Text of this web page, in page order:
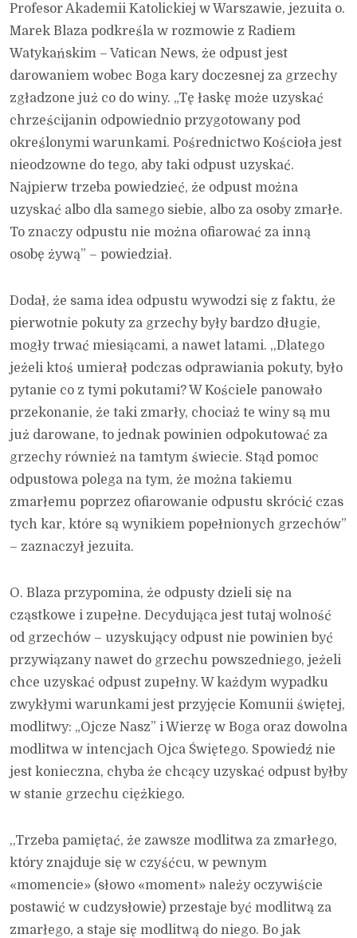
Profesor Akademii Katolickiej w Warszawie, jezuita o.
Marek Blaza podkreśla w rozmowie z Radiem
Watykańskim – Vatican News, że odpust jest
darowaniem wobec Boga kary doczesnej za grzechy
zgładzone już co do winy. „Tę łaskę może uzyskać
chrześcijanin odpowiednio przygotowany pod
określonymi warunkami. Pośrednictwo Kościoła jest
nieodzowne do tego, aby taki odpust uzyskać.
Najpierw trzeba powiedzieć, że odpust można
uzyskać albo dla samego siebie, albo za osoby zmarłe.
To znaczy odpustu nie można ofiarować za inną
osobę żywą” – powiedział.
Dodał, że sama idea odpustu wywodzi się z faktu, że
pierwotnie pokuty za grzechy były bardzo długie,
mogły trwać miesiącami, a nawet latami. ,,Dlatego
jeżeli ktoś umierał podczas odprawiania pokuty, było
pytanie co z tymi pokutami? W Kościele panowało
przekonanie, że taki zmarły, chociaż te winy są mu
już darowane, to jednak powinien odpokutować za
grzechy również na tamtym świecie. Stąd pomoc
odpustowa polega na tym, że można takiemu
zmarłemu poprzez ofiarowanie odpustu skrócić czas
tych kar, które są wynikiem popełnionych grzechów”
– zaznaczył jezuita.
O. Blaza przypomina, że odpusty dzieli się na
cząstkowe i zupełne. Decydująca jest tutaj wolność
od grzechów – uzyskujący odpust nie powinien być
przywiązany nawet do grzechu powszedniego, jeżeli
chce uzyskać odpust zupełny. W każdym wypadku
zwykłymi warunkami jest przyjęcie Komunii świętej,
modlitwy: „Ojcze Nasz” i Wierzę w Boga oraz dowolna
modlitwa w intencjach Ojca Świętego. Spowiedź nie
jest konieczna, chyba że chcący uzyskać odpust byłby
w stanie grzechu ciężkiego.
,,Trzeba pamiętać, że zawsze modlitwa za zmarłego,
który znajduje się w czyśćcu, w pewnym
«momencie» (słowo «moment» należy oczywiście
postawić w cudzysłowie) przestaje być modlitwą za
zmarłego, a staje się modlitwą do niego. Bo jak